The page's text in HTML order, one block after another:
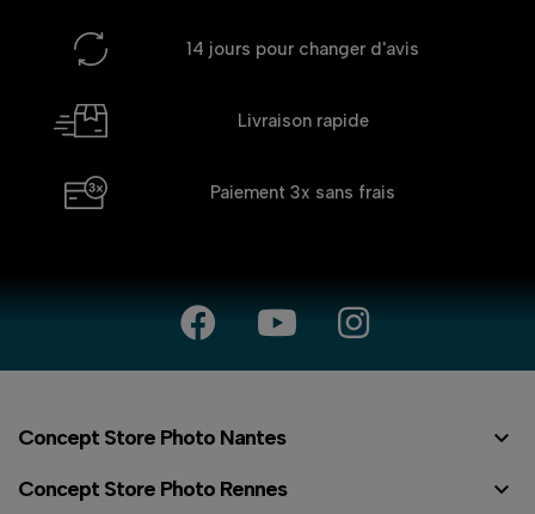
14 jours pour changer d'avis
Livraison rapide
Paiement 3x sans frais
Concept Store Photo Nantes 
Concept Store Photo Rennes 